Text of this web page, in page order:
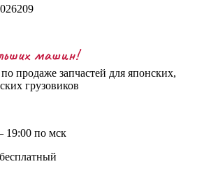
продаже запчастей для японских,
грузовиков
19:00 по мск